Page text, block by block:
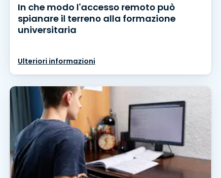
In che modo l'accesso remoto può
spianare il terreno alla formazione
universitaria
Ulteriori informazioni